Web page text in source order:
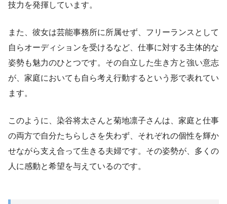
技力を発揮しています。
また、彼女は芸能事務所に所属せず、フリーランスとして
自らオーディションを受けるなど、仕事に対する主体的な
姿勢も魅力のひとつです。その自立した生き方と強い意志
が、家庭においても自ら考え行動するという形で表れてい
ます。
このように、染谷将太さんと菊地凛子さんは、家庭と仕事
の両方で自分たちらしさを失わず、それぞれの個性を輝か
せながら支え合って生きる夫婦です。その姿勢が、多くの
人に感動と希望を与えているのです。